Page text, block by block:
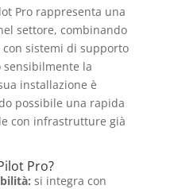
Pro rappresenta una
settore, combinando
sistemi di supporto
la
installazione è
possibile una rapida
con infrastrutture già
Pro?
si integra con